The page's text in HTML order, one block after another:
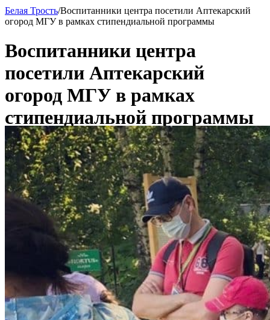
Белая Трость/Воспитанники центра посетили Аптекарский
огород МГУ в рамках стипендиальной программы
Воспитанники центра
посетили Аптекарский
огород МГУ в рамках
стипендиальной программы